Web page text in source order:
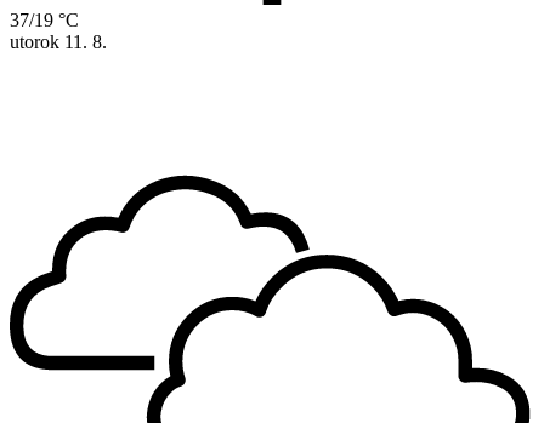
37/19 °C
utorok 11. 8.